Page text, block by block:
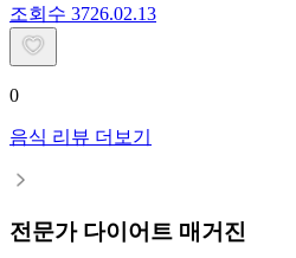
조회수 3726.02.13
0
음식 리뷰 더보기
전문가 다이어트 매거진